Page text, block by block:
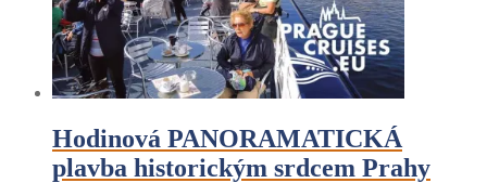
Hodinová PANORAMATICKÁ
plavba historickým srdcem Prahy